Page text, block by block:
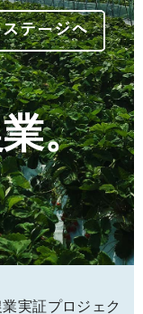
。
実証プロジェク